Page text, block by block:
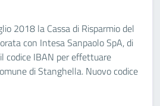
2018 la Cassa di Risparmio del
con Intesa Sanpaolo SpA, di
codice IBAN per effettuare
di Stanghella. Nuovo codice